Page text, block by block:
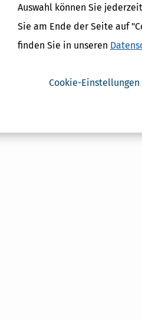
Auswahl können Sie
Sie am Ende der Seite auf
finden Sie in unseren
Cookie-Einstellungen